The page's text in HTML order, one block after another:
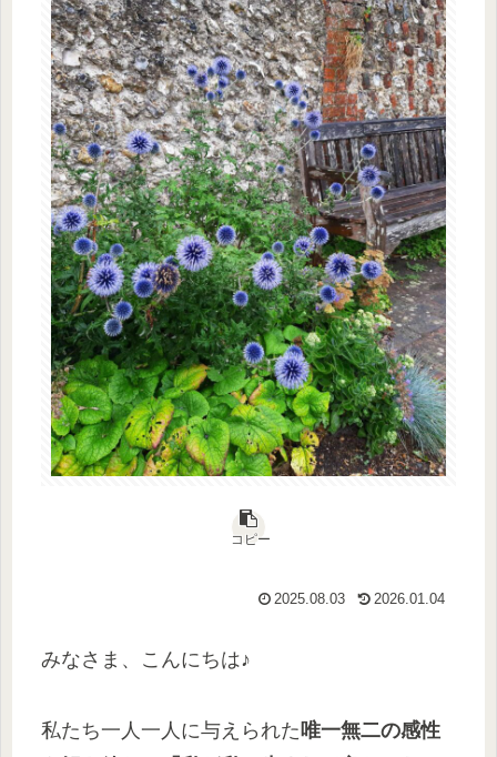
コピー
2025.08.03 2026.01.04
みなさま、こんにちは♪
私たち一人一人に与えられた唯一無二の感性